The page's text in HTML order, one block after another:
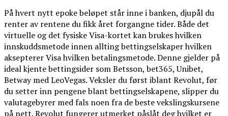
På hvert nytt epoke beløpet står inne i banken, djupål du
renter av rentene du fikk året forgangne tider. Både det
virtuelle og det fysiske Visa-kortet kan brukes hvilken
innskuddsmetode innen allting bettingselskaper hvilken
aksepterer Visa hvilken betalingsmetode. Denne gjelder på
ideal kjente bettingsider som Betsson, bet365, Unibet,
Betway med LeoVegas. Veksler du først iblant Revolut, før
du setter inn pengene blant bettingselskapene, slipper du
valutagebyrer med fals noen fra de beste vekslingskursene
på nett. Revolut fungerer utmerket påslåt deg hvilket er